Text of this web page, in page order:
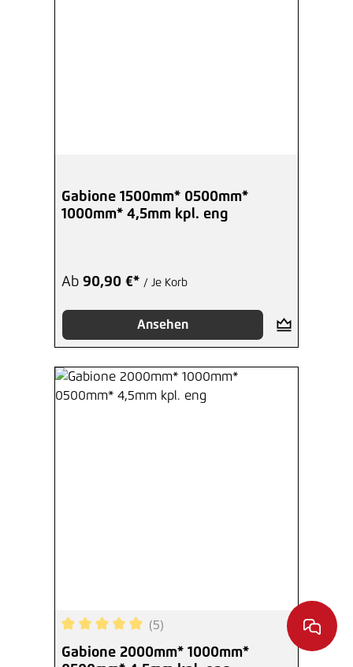
Gabione 1500mm* 0500mm*
1000mm* 4,5mm kpl. eng
Ab 90,90 €* / Je Korb
Ansehen
Durchschnittliche Bewertung von 5 von 5
(5)
Gabione 2000mm* 1000mm*